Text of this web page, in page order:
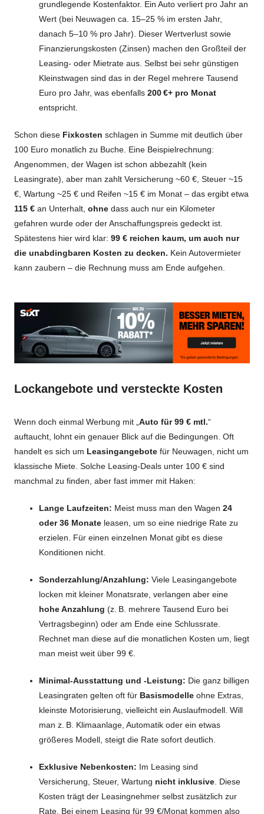
grundlegende Kostenfaktor. Ein Auto verliert pro Jahr an
Wert (bei Neuwagen ca. 15–25 % im ersten Jahr,
danach 5–10 % pro Jahr). Dieser Wertverlust sowie
Finanzierungskosten (Zinsen) machen den Großteil der
Leasing- oder Mietrate aus. Selbst bei sehr günstigen
Kleinstwagen sind das in der Regel mehrere Tausend
Euro pro Jahr, was ebenfalls 200 €+ pro Monat
entspricht.
Schon diese Fixkosten schlagen in Summe mit deutlich über
100 Euro monatlich zu Buche. Eine Beispielrechnung:
Angenommen, der Wagen ist schon abbezahlt (kein
Leasingrate), aber man zahlt Versicherung ~60 €, Steuer ~15
€, Wartung ~25 € und Reifen ~15 € im Monat – das ergibt etwa
115 € an Unterhalt, ohne dass auch nur ein Kilometer
gefahren wurde oder der Anschaffungspreis gedeckt ist.
Spätestens hier wird klar: 99 € reichen kaum, um auch nur
die unabdingbaren Kosten zu decken. Kein Autovermieter
kann zaubern – die Rechnung muss am Ende aufgehen.
Lockangebote und versteckte Kosten
Wenn doch einmal Werbung mit „ Auto für 99 € mtl.“
auftaucht, lohnt ein genauer Blick auf die Bedingungen. Oft
handelt es sich um Leasingangebote für Neuwagen, nicht um
klassische Miete. Solche Leasing-Deals unter 100 € sind
manchmal zu finden, aber fast immer mit Haken:
Lange Laufzeiten: Meist muss man den Wagen 24
oder 36 Monate leasen, um so eine niedrige Rate zu
erzielen. Für einen einzelnen Monat gibt es diese
Konditionen nicht.
Sonderzahlung/Anzahlung: Viele Leasingangebote
locken mit kleiner Monatsrate, verlangen aber eine
hohe Anzahlung (z. B. mehrere Tausend Euro bei
Vertragsbeginn) oder am Ende eine Schlussrate.
Rechnet man diese auf die monatlichen Kosten um, liegt
man meist weit über 99 €.
Minimal-Ausstattung und -Leistung: Die ganz billigen
Leasingraten gelten oft für Basismodelle ohne Extras,
kleinste Motorisierung, vielleicht ein Auslaufmodell. Will
man z. B. Klimaanlage, Automatik oder ein etwas
größeres Modell, steigt die Rate sofort deutlich.
Exklusive Nebenkosten: Im Leasing sind
Versicherung, Steuer, Wartung nicht inklusive . Diese
Kosten trägt der Leasingnehmer selbst zusätzlich zur
Rate. Bei einem Leasing für 99 €/Monat kommen also